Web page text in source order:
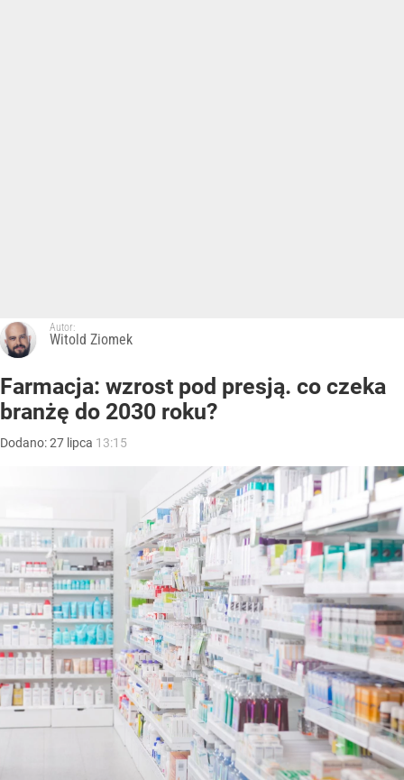
Autor:
Witold Ziomek
Farmacja: wzrost pod presją. co czeka
branżę do 2030 roku?
Dodano:27 lipca 13:15